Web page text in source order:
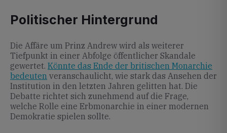
Politischer Hintergrund
Die Affäre um Prinz Andrew wird als weiterer
Tiefpunkt in einer Abfolge öffentlicher Skandale
gewertet. Könnte das Ende der britischen Monarchie
bedeuten veranschaulicht, wie stark das Ansehen der
Institution in den letzten Jahren gelitten hat. Die
Debatte richtet sich zunehmend auf die Frage,
welche Rolle eine Erbmonarchie in einer modernen
Demokratie spielen sollte.